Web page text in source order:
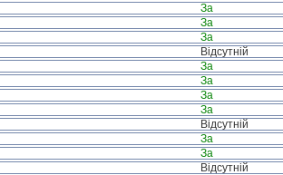
За
За
За
Відсутній
За
За
За
За
Відсутній
За
За
Відсутній